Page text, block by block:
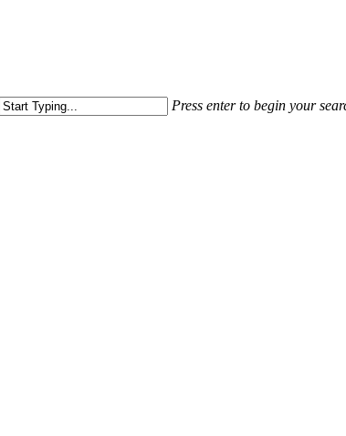
Press enter to begin your